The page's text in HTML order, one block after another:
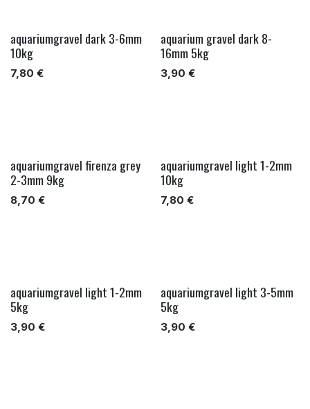
aquariumgravel dark 3-6mm
10kg
7,80 €
aquarium gravel dark 8-
16mm 5kg
3,90 €
aquariumgravel firenza grey
2-3mm 9kg
8,70 €
aquariumgravel light 1-2mm
10kg
7,80 €
aquariumgravel light 1-2mm
5kg
3,90 €
aquariumgravel light 3-5mm
5kg
3,90 €